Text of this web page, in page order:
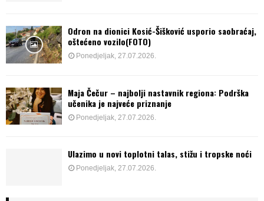
Odron na dionici Kosić-Šišković usporio saobraćaj,
oštećeno vozilo(FOTO)
Ponedjeljak, 27.07.2026.
Maja Čečur – najbolji nastavnik regiona: Podrška
učenika je najveće priznanje
Ponedjeljak, 27.07.2026.
Ulazimo u novi toplotni talas, stižu i tropske noći
Ponedjeljak, 27.07.2026.